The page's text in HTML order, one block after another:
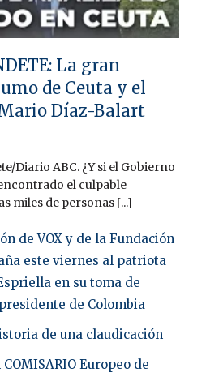
La gran
de Ceuta y el
Díaz-Balart
Diario ABC. ¿Y si el Gobierno
el culpable
miles de personas [...]
de VOX y de la Fundación
este viernes al patriota
en su toma de
de Colombia
de una claudicación
Europeo de